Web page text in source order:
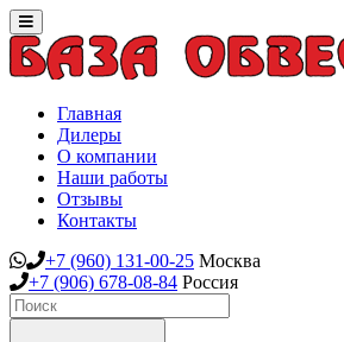
Toggle
navigation
Главная
Дилеры
О компании
Наши работы
Отзывы
Контакты
+7 (960) 131-00-25 Москва
+7 (906) 678-08-84 Россия